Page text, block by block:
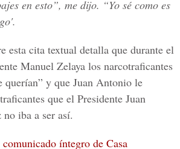
en esto”, me dijo. “Yo sé como es
esta cita textual detalla que durante el
Manuel Zelaya los narcotraficantes
querían” y que Juan Antonio le
que el Presidente Juan
iba a ser así.
íntegro de Casa